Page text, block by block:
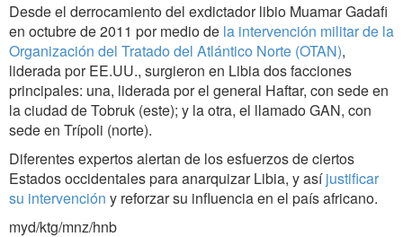
Desde el derrocamiento del exdictador libio Muamar Gadafi
en octubre de 2011 por medio de la intervención militar de la
Organización del Tratado del Atlántico Norte (OTAN),
liderada por EE.UU., surgieron en Libia dos facciones
principales: una, liderada por el general Haftar, con sede en
la ciudad de Tobruk (este); y la otra, el llamado GAN, con
sede en Trípoli (norte).
Diferentes expertos alertan de los esfuerzos de ciertos
Estados occidentales para anarquizar Libia, y asíjustificar
su intervención y reforzar su influencia en el país africano.
myd/ktg/mnz/hnb